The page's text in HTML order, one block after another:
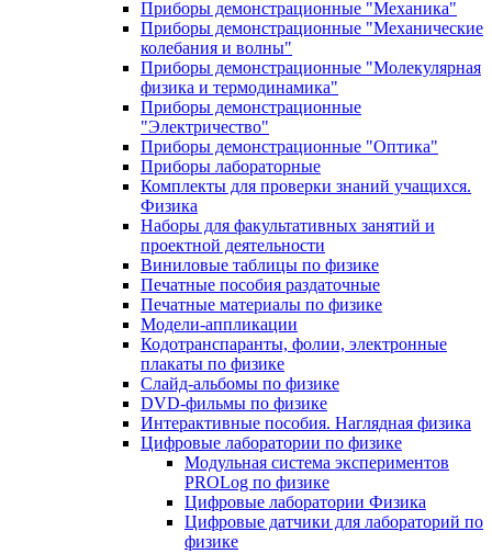
Приборы демонстрационные "Механика"
Приборы демонстрационные "Механические
колебания и волны"
Приборы демонстрационные "Молекулярная
физика и термодинамика"
Приборы демонстрационные
"Электричество"
Приборы демонстрационные "Оптика"
Приборы лабораторные
Комплекты для проверки знаний учащихся.
Физика
Наборы для факультативных занятий и
проектной деятельности
Виниловые таблицы по физике
Печатные пособия раздаточные
Печатные материалы по физике
Модели-аппликации
Кодотранспаранты, фолии, электронные
плакаты по физике
Слайд-альбомы по физике
DVD-фильмы по физике
Интерактивные пособия. Наглядная физика
Цифровые лаборатории по физике
Модульная система экспериментов
PROLog по физике
Цифровые лаборатории Физика
Цифровые датчики для лабораторий по
физике